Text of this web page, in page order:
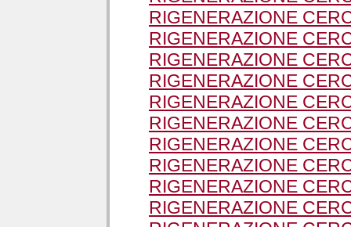
RIGENERAZIONE
RIGENERAZIONE
RIGENERAZIONE
RIGENERAZIONE
RIGENERAZIONE
RIGENERAZIONE
RIGENERAZIONE
RIGENERAZIONE
RIGENERAZIONE
RIGENERAZIONE